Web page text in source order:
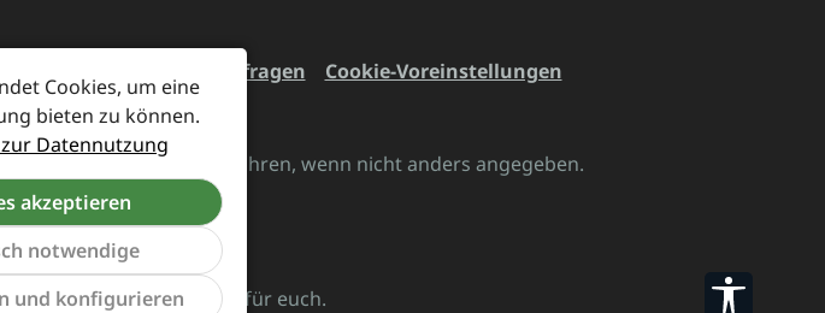
Händleranfragen Cookie-Voreinstellungen
und ggf. Nachnahmegebühren, wenn nicht anders angegeben.
rockt diesen Laden für euch.
Cookies, um eine
bieten zu können.
Datennutzung
akzeptieren
notwendige
und konfigurieren